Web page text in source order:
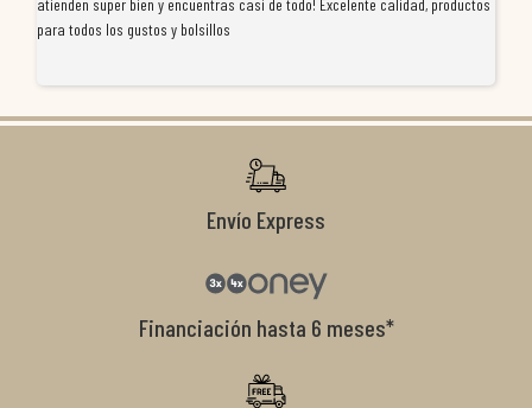
para todos los gustos y bolsillos
Envío Express
Financiación hasta 6 meses*